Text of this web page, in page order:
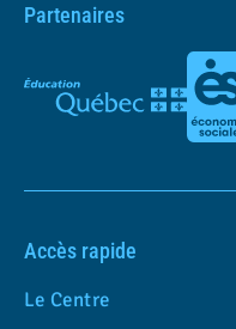
Partenaires
Accès rapide
Le Centre